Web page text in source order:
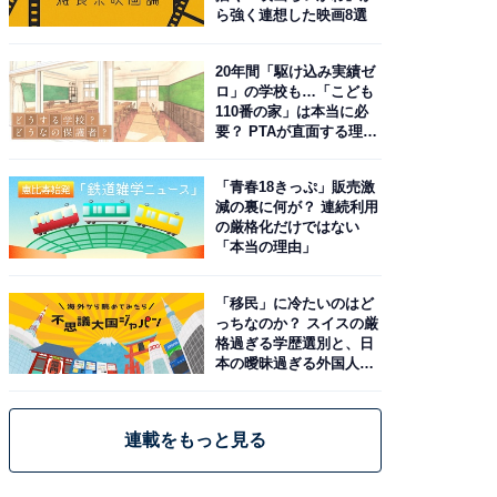
ら強く連想した映画8選
20年間「駆け込み実績ゼ
ロ」の学校も…「こども
110番の家」は本当に必
要？ PTAが直面する理想
「青春18きっぷ」販売激
減の裏に何が？ 連続利用
の厳格化だけではない
「本当の理由」
「移民」に冷たいのはど
っちなのか？ スイスの厳
格過ぎる学歴選別と、日
本の曖昧過ぎる外国人政
連載をもっと見る